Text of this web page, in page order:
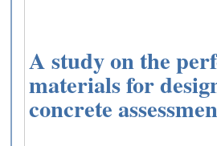
A study on the
materials for
concrete